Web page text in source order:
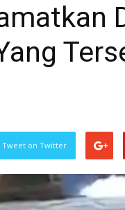
Tweet on Twitter